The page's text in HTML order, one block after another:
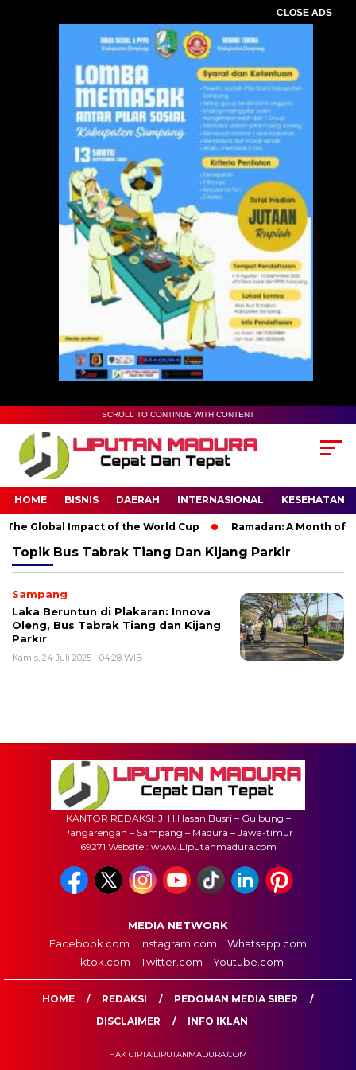
CLOSE ADS
SCROLL TO CONTINUE WITH CONTENT
HOME BISNIS DAERAH INTERNASIONAL KESEHATAN
Global Impact of the World Cup Ramadan: A Month of
Topik Bus Tabrak Tiang Dan Kijang Parkir
Sampang
Laka Beruntun di Plakaran: Innova
Oleng, Bus Tabrak Tiang dan Kijang
Parkir
Kamis, 24 Juli 2025 - 04:28 WIB
KANTOR REDAKSI: Jl H.Hasan Busri – Gulbung –
Pangarengan – Sampang – Madura – Jawa-timur
69271 Website : www.Liputanmadura.com
MEDIA NETWORK
Facebook.com
Instagram.com
Whatsapp.com
Tiktok.com
Twitter.com Youtube.com
HOME REDAKSI
PEDOMAN MEDIA SIBER
DISCLAIMER
INFO IKLAN
HAK CIPTA:LIPUTANMADURA.COM